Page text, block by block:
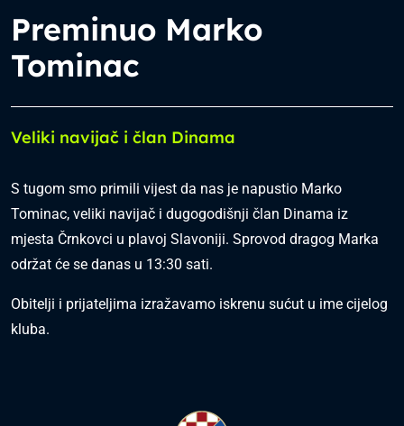
Preminuo Marko
Tominac
Veliki navijač i član Dinama
S tugom smo primili vijest da nas je napustio Marko
Tominac, veliki navijač i dugogodišnji član Dinama iz
mjesta Črnkovci u plavoj Slavoniji. Sprovod dragog Marka
održat će se danas u 13:30 sati.
Obitelji i prijateljima izražavamo iskrenu sućut u ime cijelog
kluba.